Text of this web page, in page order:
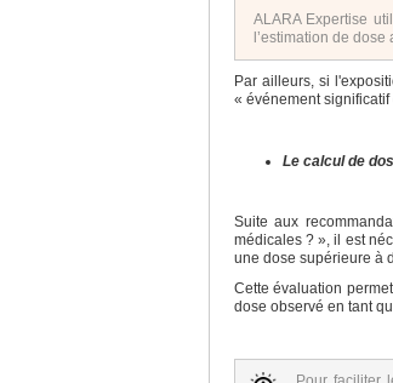
ALARA Expertise
l’estimation de
Par ailleurs, si
« événement
Le calcul de
Suite aux
médicales ? », il est
une dose supérieure à
Cette évaluation
dose observé en tant